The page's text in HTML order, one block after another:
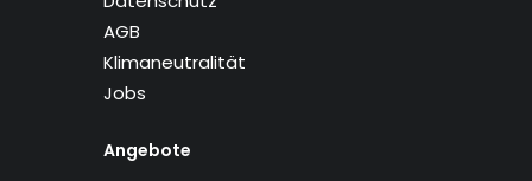
AGB
Klimaneutralität
Jobs
Angebote